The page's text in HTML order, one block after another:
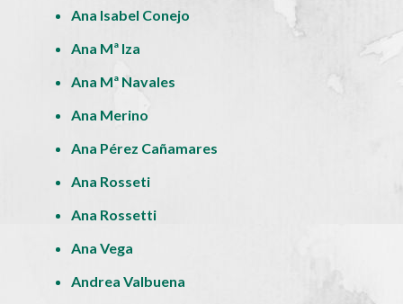
Ana Isabel Conejo
Ana Mª Iza
Ana Mª Navales
Ana Merino
Ana Pérez Cañamares
Ana Rosseti
Ana Rossetti
Ana Vega
Andrea Valbuena